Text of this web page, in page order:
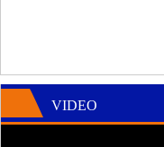
VIDEO